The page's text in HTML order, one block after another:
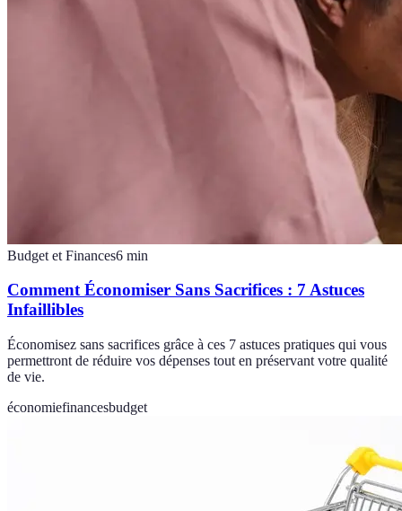
Budget et Finances6 min
Comment Économiser Sans Sacrifices : 7 Astuces
Infaillibles
Économisez sans sacrifices grâce à ces 7 astuces pratiques qui vous
permettront de réduire vos dépenses tout en préservant votre qualité
de vie.
économiefinancesbudget